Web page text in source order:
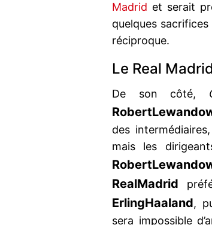
Madrid et serait
quelques
réciproque.
Le Real
De son côté,
Robert
des
mais les
Robert
RealMadrid
ErlingHaaland,
sera impossible